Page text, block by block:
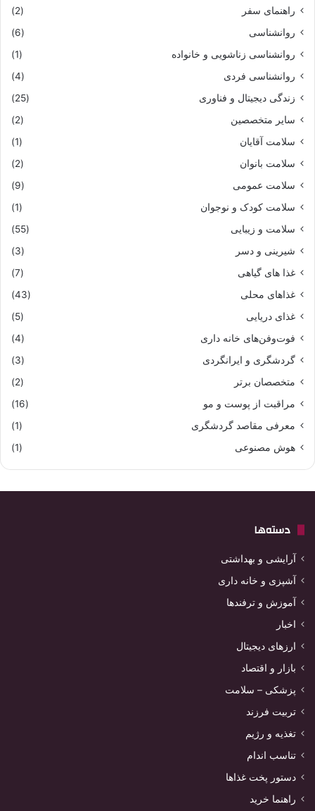
راهنمای سفر
(2)
روانشناسی
(6)
روانشناسی زناشویی و خانواده
(1)
روانشناسی فردی
(4)
زندگی دیجیتال و فناوری
(25)
سایر متخصصین
(2)
سلامت آقایان
(1)
سلامت بانوان
(2)
سلامت عمومی
(9)
سلامت کودک و نوجوان
(1)
سلامت و زیبایی
(55)
شیرینی و دسر
(3)
غذا های گیاهی
(7)
غذاهای محلی
(43)
غذای دریایی
(5)
فوت‌وفن‌های خانه داری
(4)
گردشگری و ایرانگردی
(3)
متخصصان برتر
(2)
مراقبت از پوست و مو
(16)
معرفی مقاصد گردشگری
(1)
هوش مصنوعی
(1)
دسته‌ها
آرایشی و بهداشتی
آشپزی و خانه داری
آموزش و ترفندها
اخبار
ارزهای دیجیتال
بازار و اقتصاد
پزشکی – سلامت
تربیت فرزند
تغذیه و رژیم
تناسب اندام
دستور پخت غذاها
راهنما خرید